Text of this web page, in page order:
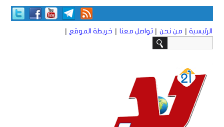
الرئيسية|من نحن|تواصل معنا|خريطة الموقع|